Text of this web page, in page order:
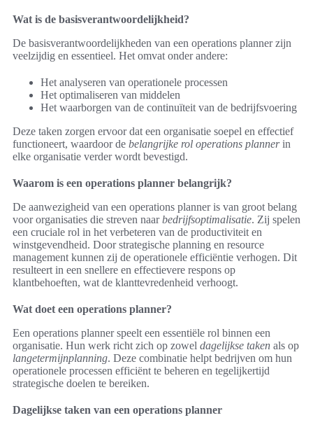
Wat is de basisverantwoordelijkheid?
De basisverantwoordelijkheden van een operations planner zijn
veelzijdig en essentieel. Het omvat onder andere:
Het analyseren van operationele processen
Het optimaliseren van middelen
Het waarborgen van de continuïteit van de bedrijfsvoering
Deze taken zorgen ervoor dat een organisatie soepel en effectief
functioneert, waardoor de belangrijke rol operations plannerin
elke organisatie verder wordt bevestigd.
Waarom is een operations planner belangrijk?
De aanwezigheid van een operations planner is van groot belang
voor organisaties die streven naarbedrijfsoptimalisatie. Zij spelen
een cruciale rol in het verbeteren van de productiviteit en
winstgevendheid. Door strategische planning en resource
management kunnen zij de operationele efficiëntie verhogen. Dit
resulteert in een snellere en effectievere respons op
klantbehoeften, wat de klanttevredenheid verhoogt.
Wat doet een operations planner?
Een operations planner speelt een essentiële rol binnen een
organisatie. Hun werk richt zich op zowel dagelijkse taken als op
langetermijnplanning. Deze combinatie helpt bedrijven om hun
operationele processen efficiënt te beheren en tegelijkertijd
strategische doelen te bereiken.
Dagelijkse taken van een operations planner